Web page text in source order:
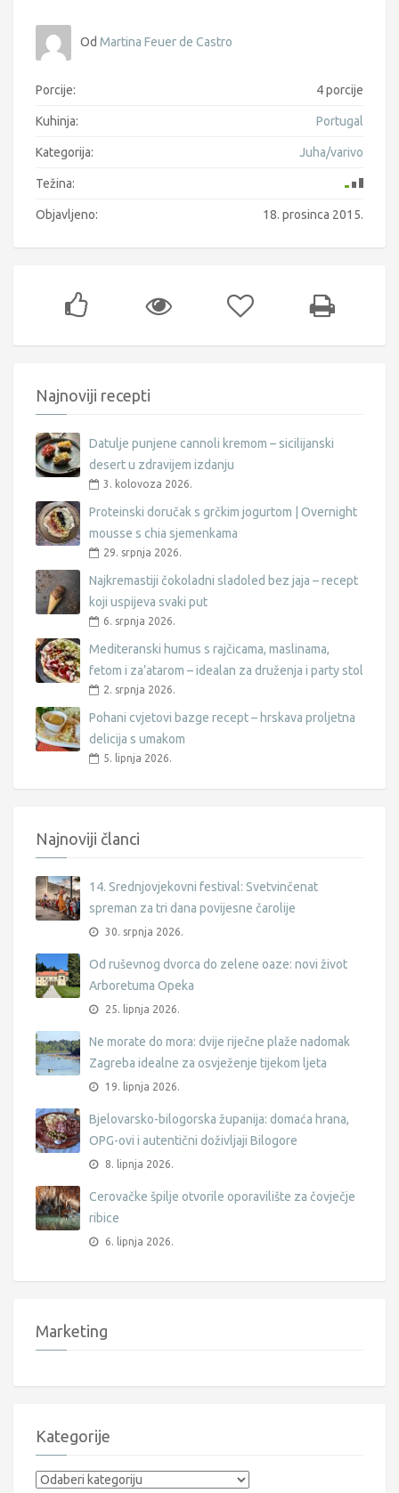
Od Martina Feuer de Castro
Porcije: 4 porcije
Kuhinja: Portugal
Kategorija: Juha/varivo
Težina:
Objavljeno: 18. prosinca 2015.
Najnoviji recepti
Datulje punjene cannoli kremom – sicilijanski
desert u zdravijem izdanju
3. kolovoza 2026.
Proteinski doručak s grčkim jogurtom | Overnight
mousse s chia sjemenkama
29. srpnja 2026.
Najkremastiji čokoladni sladoled bez jaja – recept
koji uspijeva svaki put
6. srpnja 2026.
Mediteranski humus s rajčicama, maslinama,
fetom i za’atarom – idealan za druženja i party stol
2. srpnja 2026.
Pohani cvjetovi bazge recept – hrskava proljetna
delicija s umakom
5. lipnja 2026.
Najnoviji članci
14. Srednjovjekovni festival: Svetvinčenat
spreman za tri dana povijesne čarolije
30. srpnja 2026.
Od ruševnog dvorca do zelene oaze: novi život
Arboretuma Opeka
25. lipnja 2026.
Ne morate do mora: dvije riječne plaže nadomak
Zagreba idealne za osvježenje tijekom ljeta
19. lipnja 2026.
Bjelovarsko-bilogorska županija: domaća hrana,
OPG-ovi i autentični doživljaji Bilogore
8. lipnja 2026.
Cerovačke špilje otvorile oporavilište za čovječje
ribice
6. lipnja 2026.
Marketing
Kategorije
Kategorije